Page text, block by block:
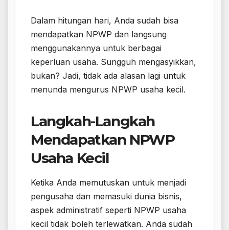
Dalam hitungan hari, Anda sudah bisa
mendapatkan NPWP dan langsung
menggunakannya untuk berbagai
keperluan usaha. Sungguh mengasyikkan,
bukan? Jadi, tidak ada alasan lagi untuk
menunda mengurus NPWP usaha kecil.
Langkah-Langkah
Mendapatkan NPWP
Usaha Kecil
Ketika Anda memutuskan untuk menjadi
pengusaha dan memasuki dunia bisnis,
aspek administratif seperti NPWP usaha
kecil tidak boleh terlewatkan. Anda sudah